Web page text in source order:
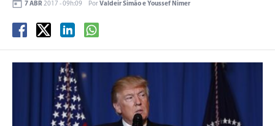
7 ABR 2017 - 09h:09 PorValdeir Simão e Youssef Nimer